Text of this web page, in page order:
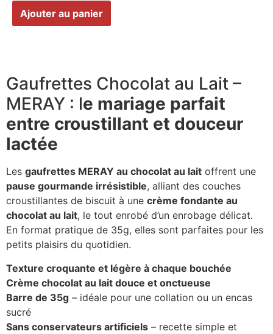
Ajouter au panier
Gaufrettes Chocolat au Lait –
MERAY : le mariage parfait
entre croustillant et douceur
lactée
Les gaufrettes MERAY au chocolat au lait offrent une
pause gourmande irrésistible, alliant des couches
croustillantes de biscuit à une crème fondante au
chocolat au lait, le tout enrobé d’un enrobage délicat.
En format pratique de 35g, elles sont parfaites pour les
petits plaisirs du quotidien.
Texture croquante et légère à chaque bouchée
Crème chocolat au lait douce et onctueuse
Barre de 35g – idéale pour une collation ou un encas
sucré
Sans conservateurs artificiels – recette simple et